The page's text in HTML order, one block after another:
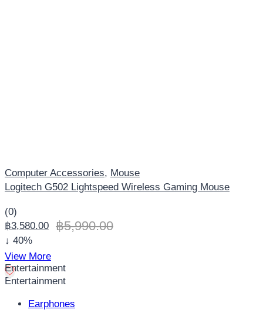
Entertainment
Entertainment
Earphones
Computer Accessories, Mouse
Logitech G502 Lightspeed Wireless Gaming Mouse
(0)
฿5,990.00
฿3,580.00
↓ 40%
View More